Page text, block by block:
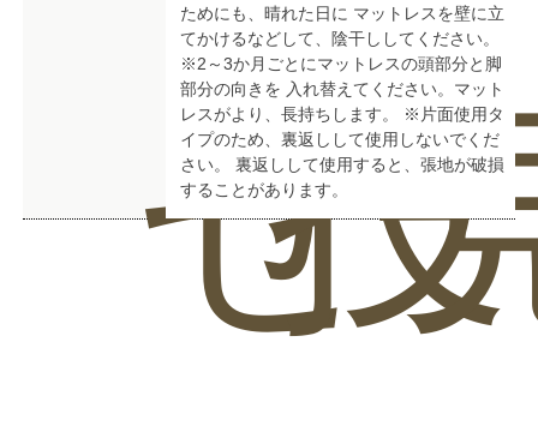
せ投
ためにも、晴れた日に マットレスを壁に立
てかけるなどして、陰干ししてください。
※2～3か月ごとにマットレスの頭部分と脚
部分の向きを 入れ替えてください。マット
レスがより、長持ちします。 ※片面使用タ
イプのため、裏返しして使用しないでくだ
さい。 裏返しして使用すると、張地が破損
することがあります。
商品バリエーション